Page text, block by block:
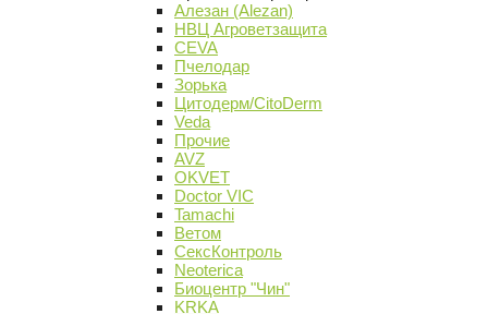
Алезан (Alezan)
НВЦ Агроветзащита
CEVA
Пчелодар
Зорька
Цитодерм/CitoDerm
Veda
Прочие
AVZ
OKVET
Doctor VIC
Tamachi
Ветом
СексКонтроль
Neoterica
Биоцентр "Чин"
KRKA